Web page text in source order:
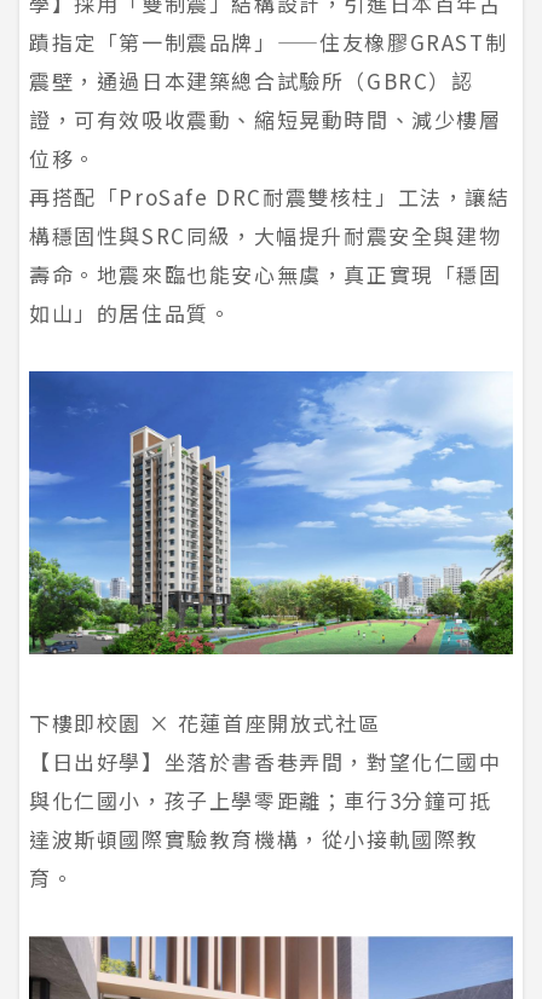
蹟指定「第一制震品牌」——住友橡膠GRAST制
震壁，通過日本建築總合試驗所（GBRC）認
證，可有效吸收震動、縮短晃動時間、減少樓層
位移。
再搭配「ProSafe DRC耐震雙核柱」工法，讓結
構穩固性與SRC同級，大幅提升耐震安全與建物
壽命。地震來臨也能安心無虞，真正實現「穩固
如山」的居住品質。
下樓即校園 × 花蓮首座開放式社區
【日出好學】坐落於書香巷弄間，對望化仁國中
與化仁國小，孩子上學零距離；車行3分鐘可抵
達波斯頓國際實驗教育機構，從小接軌國際教
育。